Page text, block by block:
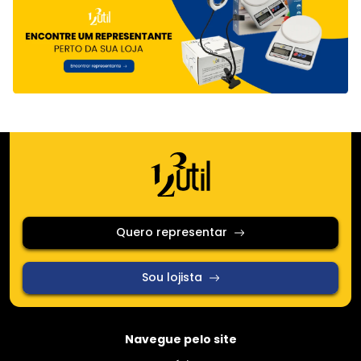
Quero representar
Sou lojista
Navegue pelo site